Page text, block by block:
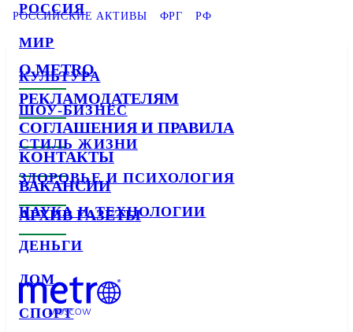
РОССИЯ
МИР
КУЛЬТУРА
ШОУ-БИЗНЕС
СТИЛЬ ЖИЗНИ
ЗДОРОВЬЕ И ПСИХОЛОГИЯ
НАУКА И ТЕХНОЛОГИИ
ДЕНЬГИ
ДОМ
СПОРТ
РОССИЙСКИЕ АКТИВЫ ФРГ РФ
О METRO
РЕКЛАМОДАТЕЛЯМ
СОГЛАШЕНИЯ И ПРАВИЛА
КОНТАКТЫ
ВАКАНСИИ
АРХИВ ГАЗЕТЫ